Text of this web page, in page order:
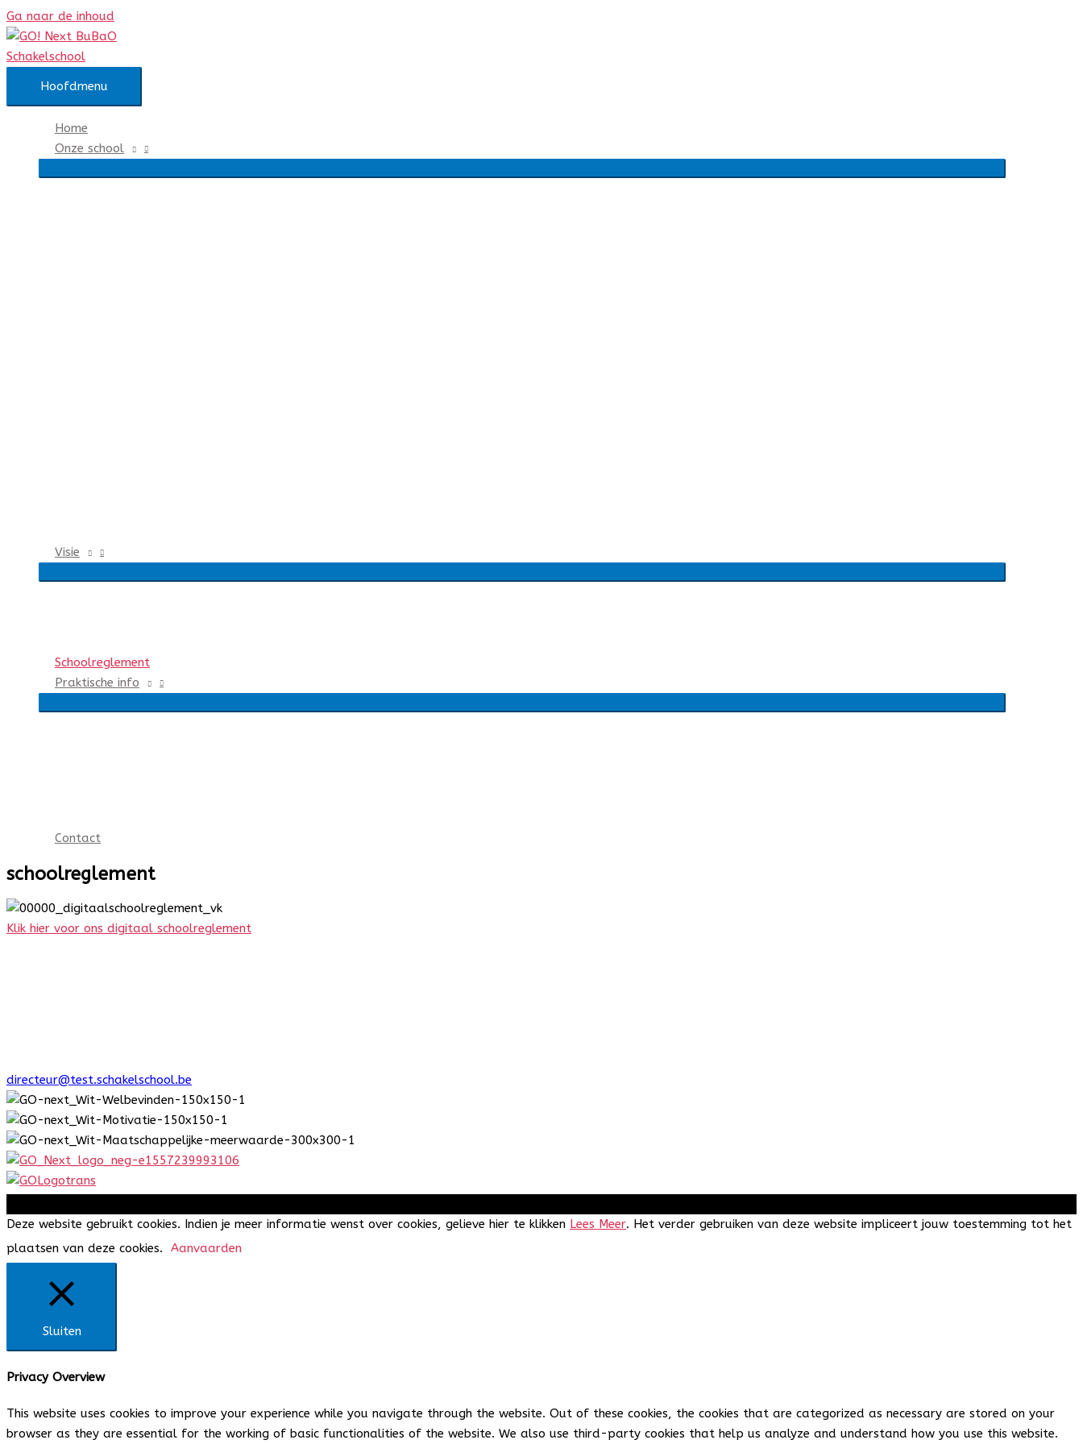
Ga naar de inhoud
Hoofdmenu
Home
Onze school
Visie
Schoolreglement
Praktische info
Contact
schoolreglement
Klik hier voor ons digitaal schoolreglement
directeur@test.schakelschool.be
Deze website gebruikt cookies. Indien je meer informatie wenst over cookies, gelieve hier te klikken Lees Meer. Het verder gebruiken van deze website impliceert jouw toestemming tot het
plaatsen van deze cookies.
Aanvaarden
Sluiten
Privacy Overview
This website uses cookies to improve your experience while you navigate through the website. Out of these cookies, the cookies that are categorized as necessary are stored on your
browser as they are essential for the working of basic functionalities of the website. We also use third-party cookies that help us analyze and understand how you use this website.